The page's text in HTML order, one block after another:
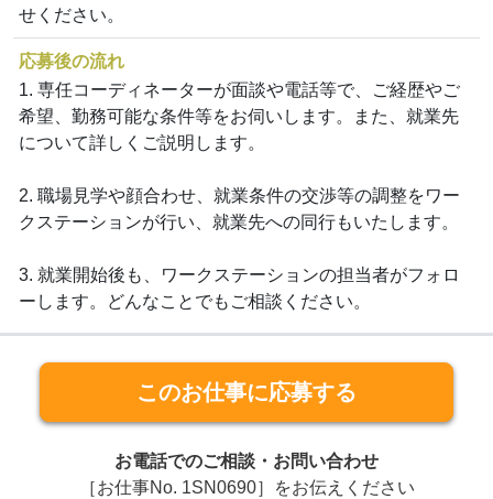
せください。
応募後の流れ
1. 専任コーディネーターが面談や電話等で、ご経歴やご
希望、勤務可能な条件等をお伺いします。また、就業先
について詳しくご説明します。
2. 職場見学や顔合わせ、就業条件の交渉等の調整をワー
クステーションが行い、就業先への同行もいたします。
3. 就業開始後も、ワークステーションの担当者がフォロ
ーします。どんなことでもご相談ください。
このお仕事に応募する
お電話でのご相談・お問い合わせ
［お仕事No. 1SN0690］をお伝えください